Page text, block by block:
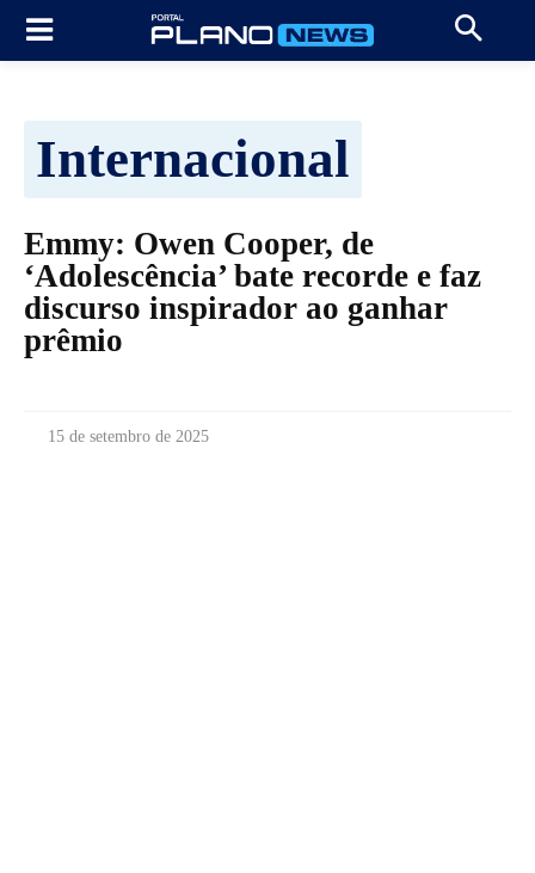
Internacional
Emmy: Owen Cooper, de
‘Adolescência’ bate recorde e faz
discurso inspirador ao ganhar
prêmio
15 de setembro de 2025